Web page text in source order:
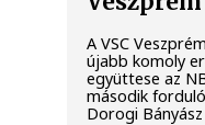
A VSC
újabb komoly
együttese az
második
Dorogi